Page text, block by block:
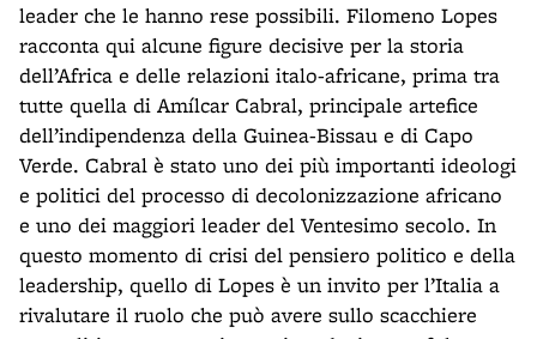
leader che le hanno rese possibili. Filomeno Lopes
racconta qui alcune figure decisive per la storia
dell’Africa e delle relazioni italo-africane, prima tra
tutte quella di Amílcar Cabral, principale artefice
dell’indipendenza della Guinea-Bissau e di Capo
Verde. Cabral è stato uno dei più importanti ideologi
e politici del processo di decolonizzazione africano
e uno dei maggiori leader del Ventesimo secolo. In
questo momento di crisi del pensiero politico e della
leadership, quello di Lopes è un invito per l’Italia a
rivalutare il ruolo che può avere sullo scacchiere